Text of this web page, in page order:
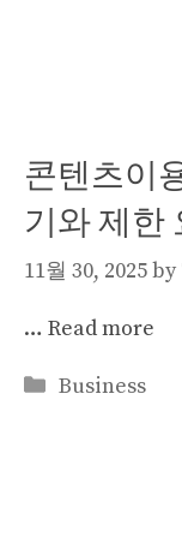
콘텐츠이
기와 제한
11월 30, 2025by
… Read more
Categories
Business